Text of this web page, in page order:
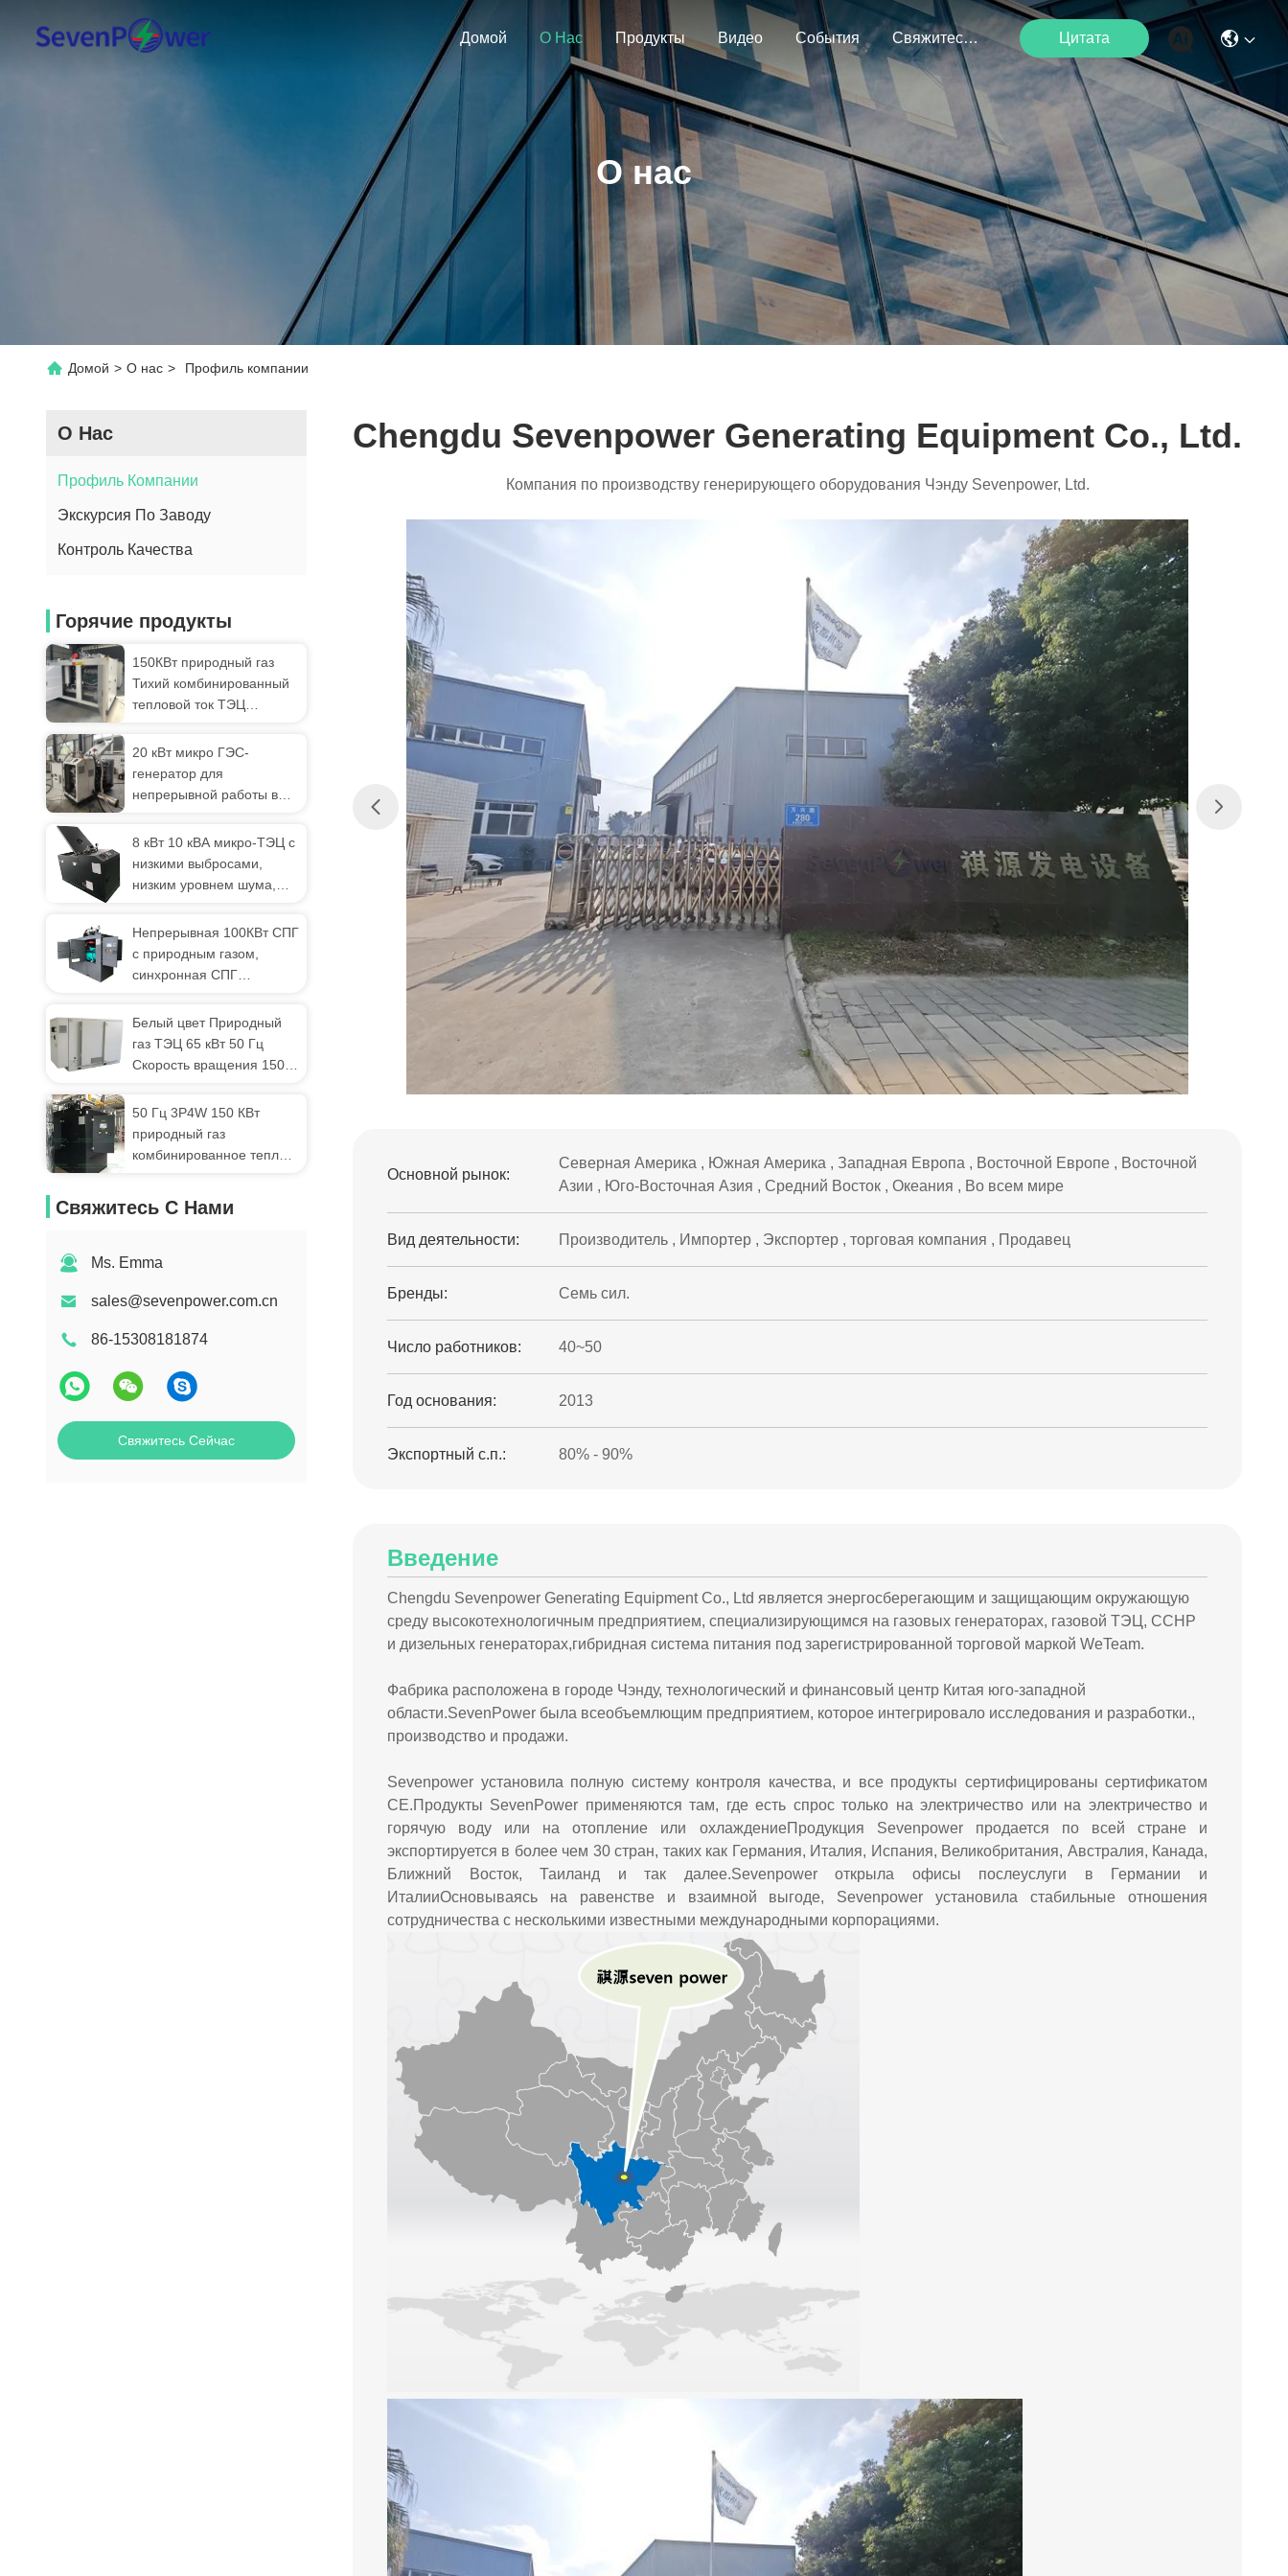
Домой О Нас Продукты Видео События Свяжитесь С Нами Цитата
О нас
Домой > О нас > Профиль компании
О Нас
Профиль Компании
Экскурсия По Заводу
Контроль Качества
Горячие продукты
150КВт природный газ
Тихий комбинированный
тепловой ток ТЭЦ
дизайн
20 кВт микро ГЭС-
генератор для
непрерывной работы в
CE
8 кВт 10 кВА микро-ТЭЦ с
низкими выбросами,
низким уровнем шума,
БТЭЦ 50 Гц
Непрерывная 100КВт СПГ
с природным газом,
синхронная СПГ
системы
сверхмолчаливая работа
Белый цвет Природный
газ ТЭЦ 65 кВт 50 Гц
Скорость вращения 1500
50 Гц 3P4W 150 КВт
природный газ
комбинированное тепло и
Свяжитесь С Нами
Ms. Emma
sales@sevenpower.com.cn
86-15308181874
Свяжитесь Сейчас
Chengdu Sevenpower Generating Equipment Co., Ltd.
Компания по производству генерирующего оборудования Чэнду Sevenpower, Ltd.
Основной рынок:
Северная Америка , Южная Америка , Западная Европа , Восточной Европе , Восточной
Азии , Юго-Восточная Азия , Средний Восток , Океания , Во всем мире
Вид деятельности: Производитель , Импортер , Экспортер , торговая компания , Продавец
Бренды: Семь сил.
Число работников: 40~50
Год основания: 2013
Экспортный с.п.: 80% - 90%
Введение
Chengdu Sevenpower Generating Equipment Co., Ltd является энергосберегающим и защищающим окружающую
среду высокотехнологичным предприятием, специализирующимся на газовых генераторах, газовой ТЭЦ, CCHP
и дизельных генераторах,гибридная система питания под зарегистрированной торговой маркой WeTeam.
Фабрика расположена в городе Чэнду, технологический и финансовый центр Китая юго-западной
области.SevenPower была всеобъемлющим предприятием, которое интегрировало исследования и разработки.,
производство и продажи.
Sevenpower установила полную систему контроля качества, и все продукты сертифицированы сертификатом
CE.Продукты SevenPower применяются там, где есть спрос только на электричество или на электричество и
горячую воду или на отопление или охлаждениеПродукция Sevenpower продается по всей стране и
экспортируется в более чем 30 стран, таких как Германия, Италия, Испания, Великобритания, Австралия, Канада,
Ближний Восток, Таиланд и так далее.Sevenpower открыла офисы послеуслуги в Германии и
ИталииОсновываясь на равенстве и взаимной выгоде, Sevenpower установила стабильные отношения
сотрудничества с несколькими известными международными корпорациями.